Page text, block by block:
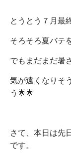
とうとう７月最
そろそろ夏バテ
でもまだまだ暑
気が遠くなりそ
う🌟🌟
さて、本日は先
です。